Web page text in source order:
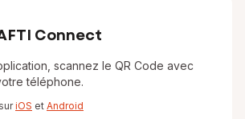
Connect
scannez le QR Code avec
téléphone.
iOS et Android